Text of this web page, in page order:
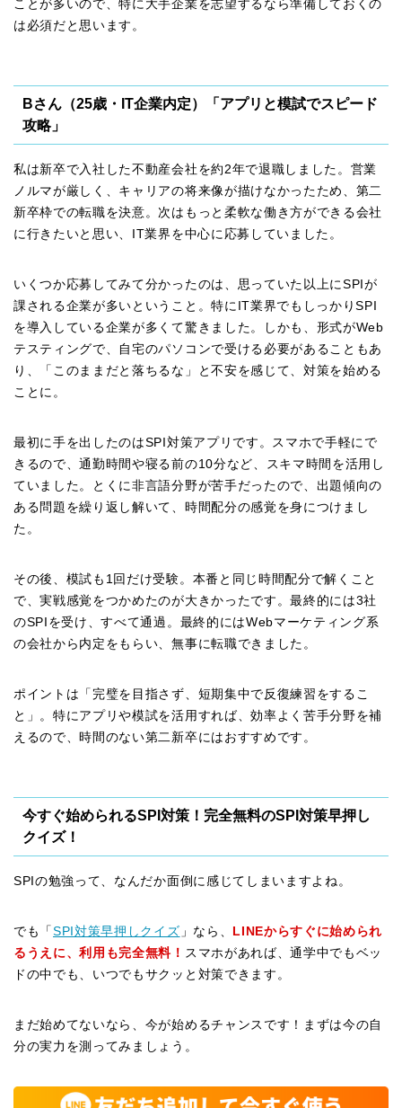
ことが多いので、特に大手企業を志望するなら準備しておくの
は必須だと思います。
Bさん（25歳・IT企業内定）「アプリと模試でスピード
攻略」
私は新卒で入社した不動産会社を約2年で退職しました。営業
ノルマが厳しく、キャリアの将来像が描けなかったため、第二
新卒枠での転職を決意。次はもっと柔軟な働き方ができる会社
に行きたいと思い、IT業界を中心に応募していました。
いくつか応募してみて分かったのは、思っていた以上にSPIが
課される企業が多いということ。特にIT業界でもしっかりSPI
を導入している企業が多くて驚きました。しかも、形式がWeb
テスティングで、自宅のパソコンで受ける必要があることもあ
り、「このままだと落ちるな」と不安を感じて、対策を始める
ことに。
最初に手を出したのはSPI対策アプリです。スマホで手軽にで
きるので、通勤時間や寝る前の10分など、スキマ時間を活用し
ていました。とくに非言語分野が苦手だったので、出題傾向の
ある問題を繰り返し解いて、時間配分の感覚を身につけまし
た。
その後、模試も1回だけ受験。本番と同じ時間配分で解くこと
で、実戦感覚をつかめたのが大きかったです。最終的には3社
のSPIを受け、すべて通過。最終的にはWebマーケティング系
の会社から内定をもらい、無事に転職できました。
ポイントは「完璧を目指さず、短期集中で反復練習をするこ
と」。特にアプリや模試を活用すれば、効率よく苦手分野を補
えるので、時間のない第二新卒にはおすすめです。
今すぐ始められるSPI対策！完全無料のSPI対策早押し
クイズ！
SPIの勉強って、なんだか面倒に感じてしまいますよね。
でも「SPI対策早押しクイズ 」なら、
LINEからすぐに始められ
るうえに、利用も完全無料！ スマホがあれば、通学中でもベッ
ドの中でも、いつでもサクッと対策できます。
まだ始めてないなら、今が始めるチャンスです！まずは今の自
分の実力を測ってみましょう。